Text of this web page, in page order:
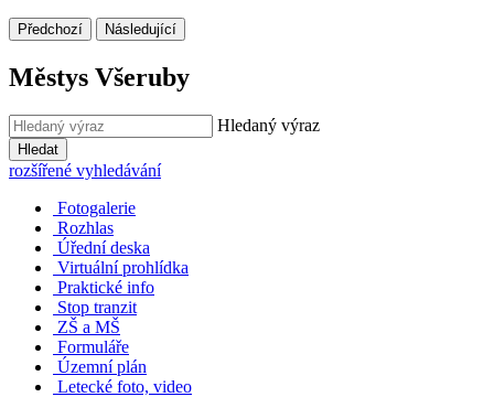
Předchozí Následující
Městys Všeruby
Hledaný výraz
Hledat
rozšířené vyhledávání
Fotogalerie
Rozhlas
Úřední deska
Virtuální prohlídka
Praktické info
Stop tranzit
ZŠ a MŠ
Formuláře
Územní plán
Letecké foto, video